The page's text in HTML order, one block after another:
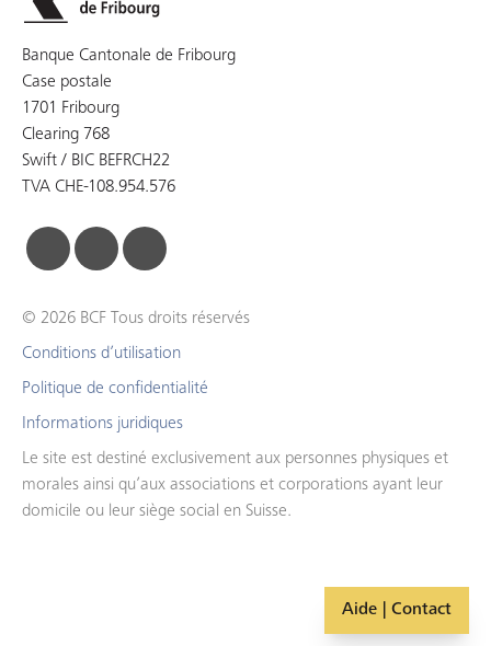
Banque Cantonale de Fribourg
Case postale
1701 Fribourg
Clearing 768
Swift / BIC BEFRCH22
TVA CHE-108.954.576
© 2026 BCF Tous droits réservés
Conditions d’utilisation
Politique de confidentialité
Informations juridiques
Le site est destiné exclusivement aux personnes physiques et
morales ainsi qu’aux associations et corporations ayant leur
domicile ou leur siège social en Suisse.
Aide | Contact